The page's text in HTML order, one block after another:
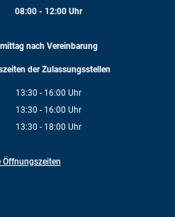
Von 08:00 bis 12:00 Uhr
08:00- 12:00Uhr
nach Vereinbarung
der Zulassungsstellen
13:30 - 16:00 Uhr
Von 13:30 bis 16:00 Uhr
13:30 - 16:00 Uhr
Von 13:30 bis 16:00 Uhr
13:30 - 18:00 Uhr
Öffnungszeiten